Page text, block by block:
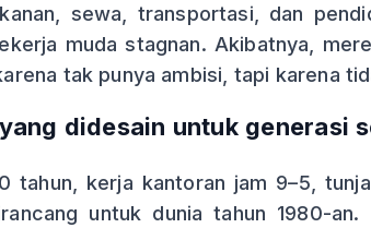
sewa, transportasi, dan
muda stagnan. Akibatnya,
tak punya ambisi, tapi karena
didesain untuk generasi
tahun, kerja kantoran jam 9–5,
untuk dunia tahun 1980-